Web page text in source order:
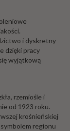
i dyskretny
dzięki pracy
wyjątkową
rzemiośle i
od 1923 roku.
krośnieńskiej
regionu